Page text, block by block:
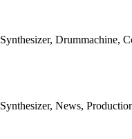
Synthesizer, Drummachine,
Synthesizer, News,